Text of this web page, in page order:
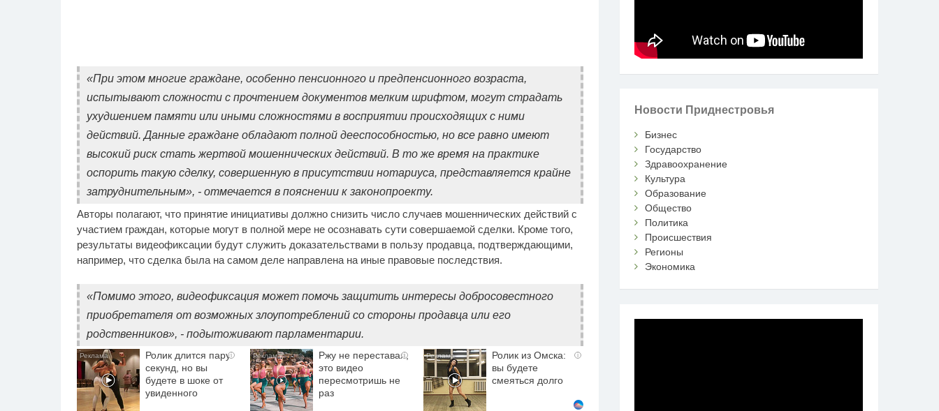
«При этом многие граждане, особенно пенсионного и предпенсионного возраста,
испытывают сложности с прочтением документов мелким шрифтом, могут страдать
ухудшением памяти или иными сложностями в восприятии происходящих с ними
действий. Данные граждане обладают полной дееспособностью, но все равно имеют
высокий риск стать жертвой мошеннических действий. В то же время на практике
оспорить такую сделку, совершенную в присутствии нотариуса, представляется крайне
затруднительным», - отмечается в пояснении к законопроекту.
Авторы полагают, что принятие инициативы должно снизить число случаев мошеннических действий с
участием граждан, которые могут в полной мере не осознавать сути совершаемой сделки. Кроме того,
результаты видеофиксации будут служить доказательствами в пользу продавца, подтверждающими,
например, что сделка была на самом деле направлена на иные правовые последствия.
«Помимо этого, видеофиксация может помочь защитить интересы добросовестного
приобретателя от возможных злоупотреблений со стороны продавца или его
родственников», - подытоживают парламентарии.
i
Ролик длится пару
секунд, но вы
будете в шоке от
увиденного
i
Ржу не переставая,
это видео
пересмотришь не
раз
i
Ролик из Омска:
вы будете
смеяться долго
Новости Приднестровья
Бизнес
Государство
Здравоохранение
Культура
Образование
Общество
Политика
Происшествия
Регионы
Экономика